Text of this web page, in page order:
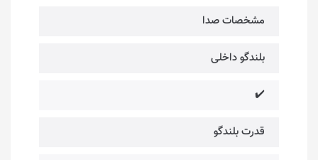
مشخصات صدا
بلندگو داخلی
✔️
قدرت بلندگو